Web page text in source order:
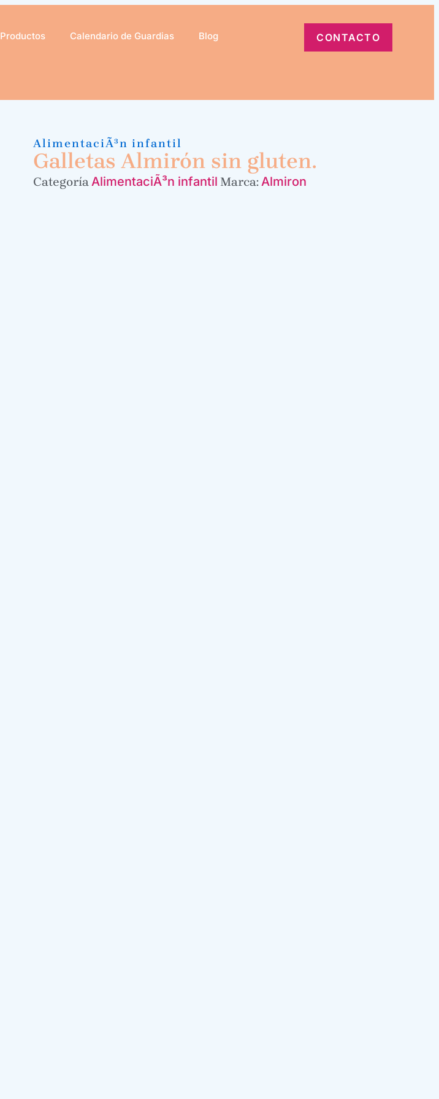
Productos Calendario de Guardias Blog CONTACTO
AlimentaciÃ³n infantil
Galletas Almirón sin gluten.
CategoríaAlimentaciÃ³n infantil Marca: Almiron